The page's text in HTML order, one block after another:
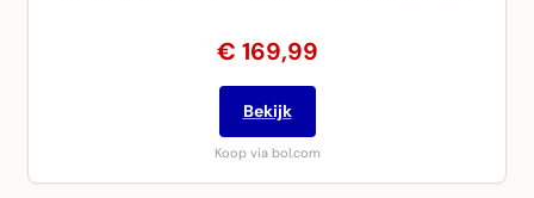
€ 169,99
Bekijk
Koop via bol.com